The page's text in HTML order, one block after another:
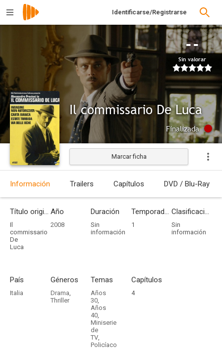
Identificarse/Registrarse
--
Sin valorar
Il commissario De Luca
Finalizada
Marcar ficha
Información Trailers Capítulos DVD / Blu-Ray
Título original
Il
commissario
De
Luca
Año
2008
Duración
Sin
información
Temporadas
1
Clasificación por edades
Sin
información
País
Italia
Géneros
Drama,
Thriller
Temas
Años
30,
Años
40,
Miniserie
de
TV,
Policíaco
Capítulos
4